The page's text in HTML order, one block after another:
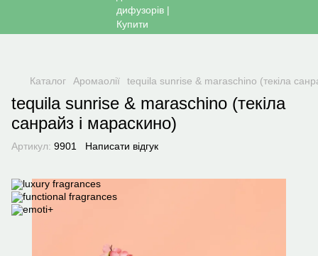
Каталог Аромаолії tequila sunrise & maraschino (текіла
tequila sunrise & maraschino (текіла
санрайз і мараскино)
Артикул: 9901 Написати відгук